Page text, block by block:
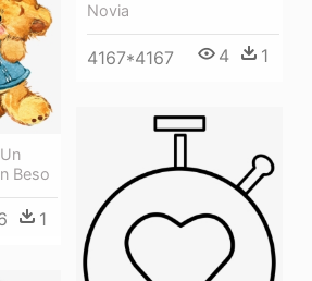
Novia
4167*4167 4 1
Beso
1